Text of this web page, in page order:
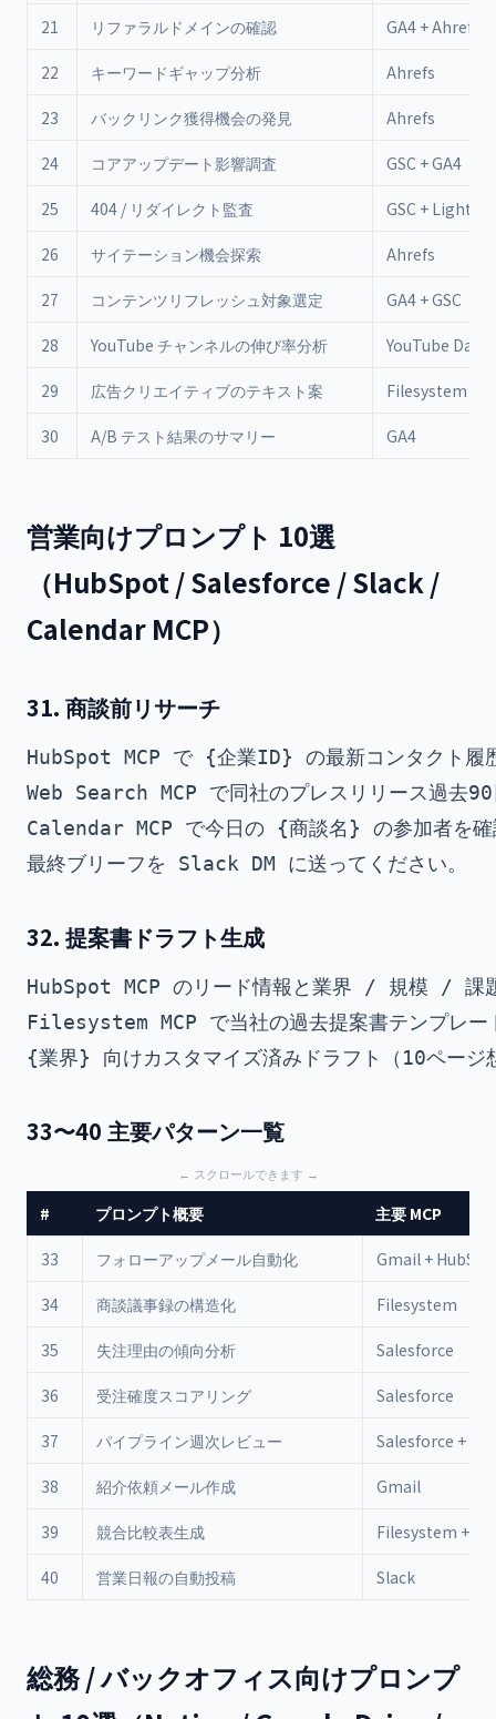
21 リファラルドメインの確認 GA4 + Ahrefs
22 キーワードギャップ分析 Ahrefs
23 バックリンク獲得機会の発見 Ahrefs
24 コアアップデート影響調査 GSC + GA4
25 404 / リダイレクト監査 GSC +
26 サイテーション機会探索 Ahrefs
27 コンテンツリフレッシュ対象選定 GA4 + GSC
28 YouTube チャンネルの伸び率分析 YouTube Data
29 広告クリエイティブのテキスト案 Filesystem
30 A/B テスト結果のサマリー GA4
営業向けプロンプト 10選
（HubSpot / Salesforce / Slack /
Calendar MCP）
31. 商談前リサーチ
HubSpot MCP で {企業ID} の最新コンタクト履
Web Search MCP で同社のプレスリリース過去90
Calendar MCP で今日の {商談名} の参加者を確
32. 提案書ドラフト生成
HubSpot MCP のリード情報と業界 / 規模 / 課
Filesystem MCP で当社の過去提案書テンプレー
33〜40 主要パターン一覧
# プロンプト概要 主要 MCP
33 フォローアップメール自動化 Gmail +
34 商談議事録の構造化 Filesystem
35 失注理由の傾向分析 Salesforce
36 受注確度スコアリング Salesforce
37 パイプライン週次レビュー Salesforce +
38 紹介依頼メール作成 Gmail
39 競合比較表生成 Filesystem +
40 営業日報の自動投稿 Slack
総務 / バックオフィス向けプロンプ